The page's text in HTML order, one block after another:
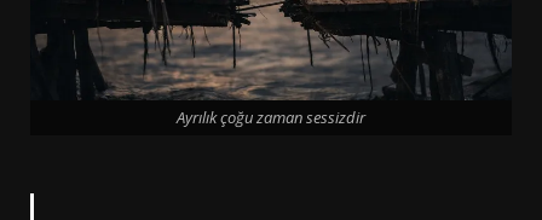
Ayrılık çoğu zaman sessizdir